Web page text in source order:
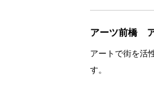
アーツ前橋
アートで街を活
す。